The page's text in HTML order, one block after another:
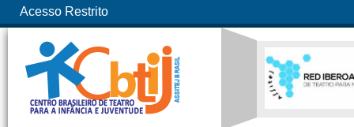
Acesso Restrito